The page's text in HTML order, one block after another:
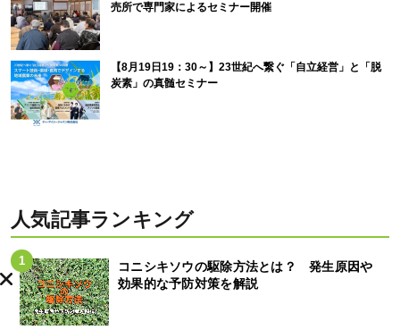
売所で専門家によるセミナー開催
【8月19日19：30～】23世紀へ繋ぐ「自立経営」と「脱
炭素」の真髄セミナー
人気記事ランキング
コニシキソウの駆除方法とは？ 発生原因や
効果的な予防対策を解説